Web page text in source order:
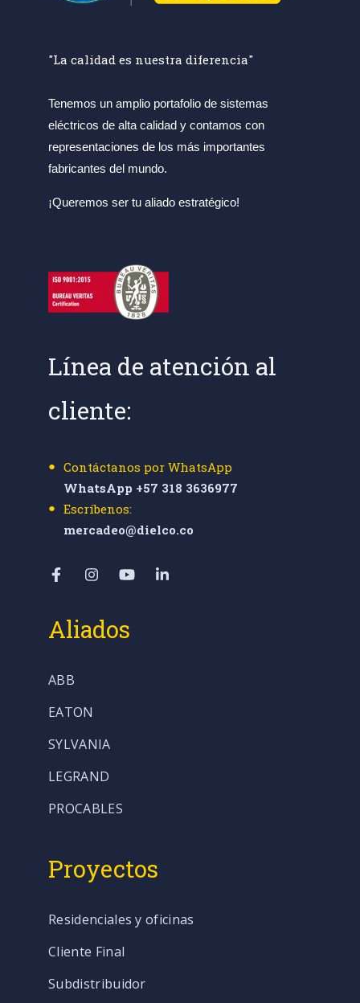
"La calidad es nuestra diferencia"
Tenemos un amplio portafolio de sistemas
eléctricos de alta calidad y contamos con
representaciones de los más importantes
fabricantes del mundo.
¡Queremos ser tu aliado estratégico!
Línea de atención al
cliente:
Contáctanos por WhatsApp
WhatsApp +57 318 3636977
Escríbenos:
mercadeo@dielco.co
Aliados
ABB
EATON
SYLVANIA
LEGRAND
PROCABLES
Proyectos
Residenciales y oficinas
Cliente Final
Subdistribuidor